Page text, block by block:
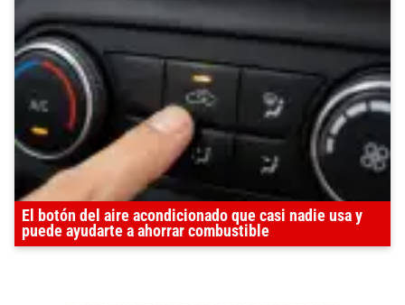
El botón del aire acondicionado que casi nadie usa y
puede ayudarte a ahorrar combustible